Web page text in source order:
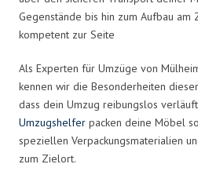
Gegenstände bis hin zum Aufbau
kompetent zur Seite
Als Experten für Umzüge von
kennen wir die Besonderheiten
dass dein Umzug reibungslos
Umzugshelfer packen deine Möbel
speziellen Verpackungsmaterialien
zum Zielort.